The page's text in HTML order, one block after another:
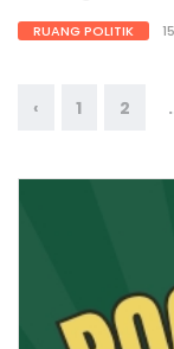
RUANG POLITIK
‹ 1 2